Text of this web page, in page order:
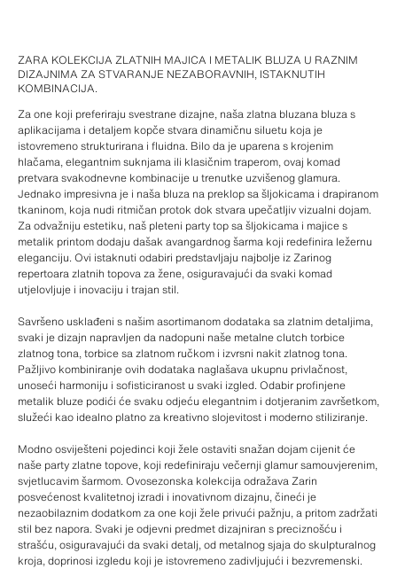
ZARA KOLEKCIJA ZLATNIH MAJICA I METALIK BLUZA U RAZNIM
DIZAJNIMA ZA STVARANJE NEZABORAVNIH, ISTAKNUTIH
KOMBINACIJA.
Za one koji preferiraju svestrane dizajne, naša zlatna bluzana bluza s
aplikacijama i detaljem kopče stvara dinamičnu siluetu koja je
istovremeno strukturirana i fluidna. Bilo da je uparena s krojenim
hlačama, elegantnim suknjama ili klasičnim traperom, ovaj komad
pretvara svakodnevne kombinacije u trenutke uzvišenog glamura.
Jednako impresivna je i naša bluza na preklop sa šljokicama i drapiranom
tkaninom, koja nudi ritmičan protok dok stvara upečatljiv vizualni dojam.
Za odvažniju estetiku, naš pleteni party top sa šljokicama i majice s
metalik printom dodaju dašak avangardnog šarma koji redefinira ležernu
eleganciju. Ovi istaknuti odabiri predstavljaju najbolje iz Zarinog
repertoara zlatnih topova za žene, osiguravajući da svaki komad
utjelovljuje i inovaciju i trajan stil.
Savršeno usklađeni s našim asortimanom dodataka sa zlatnim detaljima,
svaki je dizajn napravljen da nadopuni naše metalne clutch torbice
zlatnog tona, torbice sa zlatnom ručkom i izvrsni nakit zlatnog tona.
Pažljivo kombiniranje ovih dodataka naglašava ukupnu privlačnost,
unoseći harmoniju i sofisticiranost u svaki izgled. Odabir profinjene
metalik bluze podići će svaku odjeću elegantnim i dotjeranim završetkom,
služeći kao idealno platno za kreativno slojevitost i moderno stiliziranje.
Modno osviješteni pojedinci koji žele ostaviti snažan dojam cijenit će
naše party zlatne topove, koji redefiniraju večernji glamur samouvjerenim,
svjetlucavim šarmom. Ovosezonska kolekcija odražava Zarin
posvećenost kvalitetnoj izradi i inovativnom dizajnu, čineći je
nezaobilaznim dodatkom za one koji žele privući pažnju, a pritom zadržati
stil bez napora. Svaki je odjevni predmet dizajniran s preciznošću i
strašću, osiguravajući da svaki detalj, od metalnog sjaja do skulpturalnog
kroja, doprinosi izgledu koji je istovremeno zadivljujući i bezvremenski.